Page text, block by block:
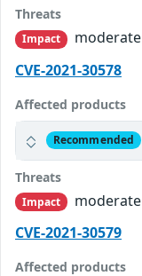
Threats
Impact
moderate
CVE-2021-30578
Affected products
Recommended
Threats
Impact
moderate
CVE-2021-30579
Affected products